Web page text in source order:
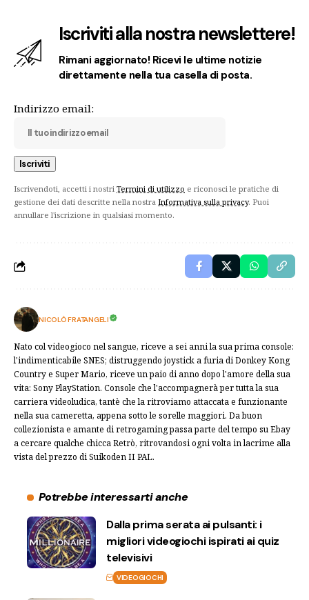
Iscriviti alla nostra newslettere!
Rimani aggiornato! Ricevi le ultime notizie
direttamente nella tua casella di posta.
Indirizzo email:
Iscrivendoti, accetti i nostri Termini di utilizzo e riconosci le pratiche di
gestione dei dati descritte nella nostra Informativa sulla privacy. Puoi
annullare l'iscrizione in qualsiasi momento.
NICOLÒ FRATANGELI
Nato col videogioco nel sangue, riceve a sei anni la sua prima console:
l'indimenticabile SNES; distruggendo joystick a furia di Donkey Kong
Country e Super Mario, riceve un paio di anno dopo l'amore della sua
vita: Sony PlayStation. Console che l'accompagnerà per tutta la sua
carriera videoludica, tantè che la ritroviamo attaccata e funzionante
nella sua cameretta, appena sotto le sorelle maggiori. Da buon
collezionista e amante di retrogaming passa parte del tempo su Ebay
a cercare qualche chicca Retrò, ritrovandosi ogni volta in lacrime alla
vista del prezzo di Suikoden II PAL.
Potrebbe interessarti anche
Dalla prima serata ai pulsanti: i
migliori videogiochi ispirati ai quiz
televisivi
VIDEOGIOCHI